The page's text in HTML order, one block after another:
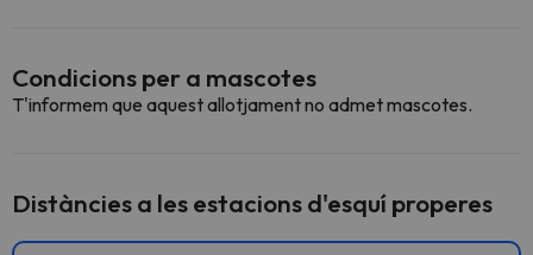
Condicions per a mascotes
T'informem que aquest allotjament no admet mascotes.
Distàncies a les estacions d'esquí properes